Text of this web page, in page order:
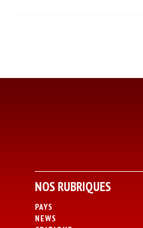
NOS RUBRIQUES
PAYS
NEWS